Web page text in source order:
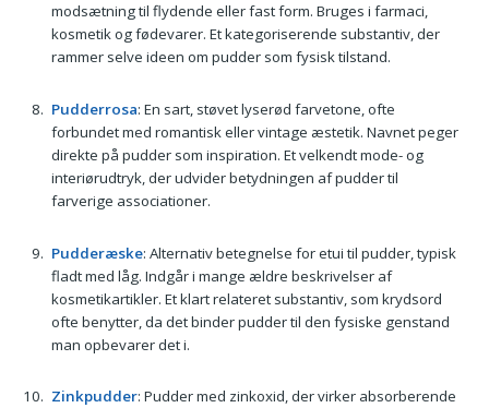
modsætning til flydende eller fast form. Bruges i farmaci,
kosmetik og fødevarer. Et kategoriserende substantiv, der
rammer selve ideen om pudder som fysisk tilstand.
Pudderrosa: En sart, støvet lyserød farvetone, ofte
forbundet med romantisk eller vintage æstetik. Navnet peger
direkte på pudder som inspiration. Et velkendt mode- og
interiørudtryk, der udvider betydningen af pudder til
farverige associationer.
Pudderæske: Alternativ betegnelse for etui til pudder, typisk
fladt med låg. Indgår i mange ældre beskrivelser af
kosmetikartikler. Et klart relateret substantiv, som krydsord
ofte benytter, da det binder pudder til den fysiske genstand
man opbevarer det i.
Zinkpudder: Pudder med zinkoxid, der virker absorberende